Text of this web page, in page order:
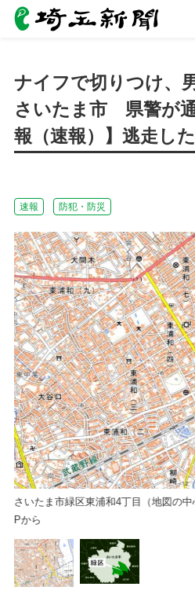
ナイフで切りつけ、
さいたま市 県警が
報（速報）】逃走し
速報 防犯・防災
さいたま市緑区東浦和4丁目（地図の
Pから